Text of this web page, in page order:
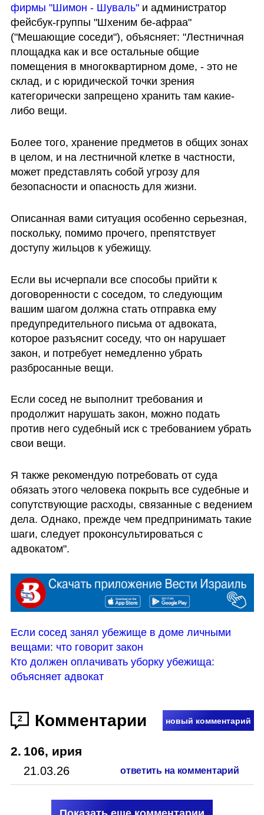
фирмы "Шимон - Шуваль" и администратор
фейсбук-группы "Шхеним бе-афраа"
("Мешающие соседи"), объясняет: "Лестничная
площадка как и все остальные общие
помещения в многоквартирном доме, - это не
склад, и с юридической точки зрения
категорически запрещено хранить там какие-
либо вещи.
Более того, хранение предметов в общих зонах
в целом, и на лестничной клетке в частности,
может представлять собой угрозу для
безопасности и опасность для жизни.
Описанная вами ситуация особенно серьезная,
поскольку, помимо прочего, препятствует
доступу жильцов к убежищу.
Если вы исчерпали все способы прийти к
договоренности с соседом, то следующим
вашим шагом должна стать отправка ему
предупредительного письма от адвоката,
которое разъяснит соседу, что он нарушает
закон, и потребует немедленно убрать
разбросанные вещи.
Если сосед не выполнит требования и
продолжит нарушать закон, можно подать
против него судебный иск с требованием убрать
свои вещи.
Я также рекомендую потребовать от суда
обязать этого человека покрыть все судебные и
сопутствующие расходы, связанные с ведением
дела. Однако, прежде чем предпринимать такие
шаги, следует проконсультироваться с
адвокатом".
Если сосед занял убежище в доме личными
вещами: что говорит закон
Кто должен оплачивать уборку убежища:
объясняет адвокат
2 Комментарии новый комментарий
2. 106, ирия
21.03.26 ответить на комментарий